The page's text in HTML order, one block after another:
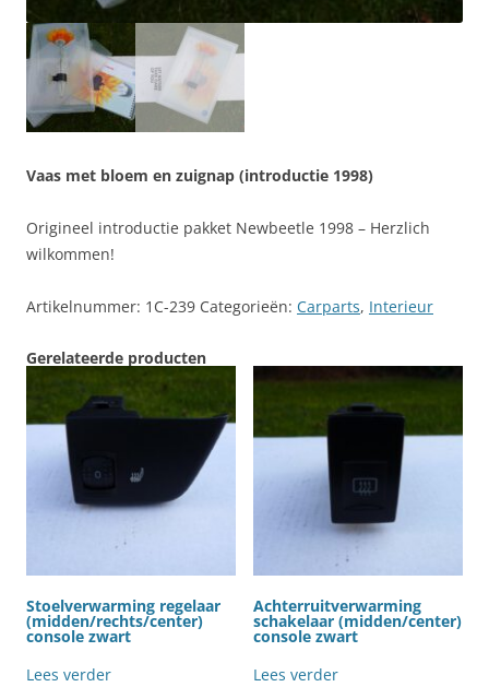
Vaas met bloem en zuignap (introductie 1998)
Origineel introductie pakket Newbeetle 1998 – Herzlich
wilkommen!
Artikelnummer: 1C-239 Categorieën: Carparts, Interieur
Gerelateerde producten
Stoelverwarming regelaar
(midden/rechts/center)
console zwart
Lees verder
Achterruitverwarming
schakelaar (midden/center)
console zwart
Lees verder